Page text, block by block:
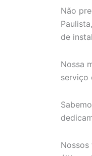
Não
de
Nossa
serviço